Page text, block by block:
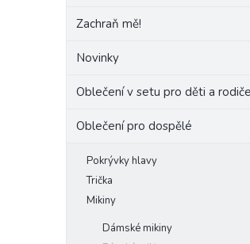
Zachraň mě!
Novinky
Oblečení v setu pro děti a rodiče
Oblečení pro dospělé
Pokrývky hlavy
Trička
Mikiny
Dámské mikiny